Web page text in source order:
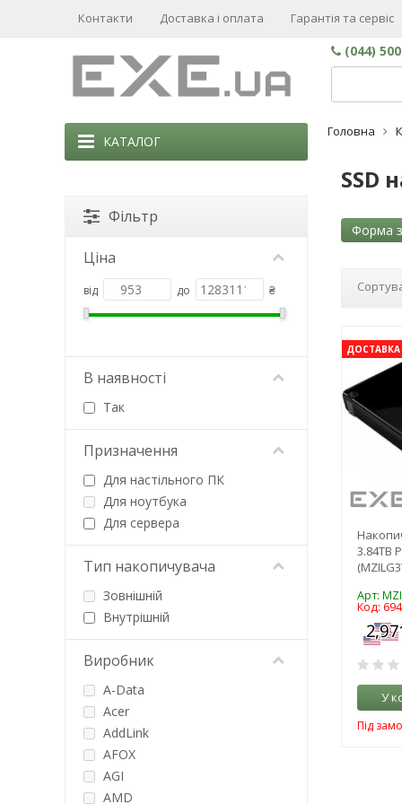
Контакти Доставка і оплата Гарантія та сервіс
(044)
КАТАЛОГ
Головна
SSD
Форма
ДОСТАВКА
3.84TB
Арт:
Код:
У
Під
Фільтр
Ціна
від до ₴
В наявності
Так
Призначення
Для настільного ПК
Для ноутбука
Для сервера
Тип накопичувача
Зовнішній
Внутрішній
Виробник
A-Data
Acer
AddLink
AFOX
AGI
AMD